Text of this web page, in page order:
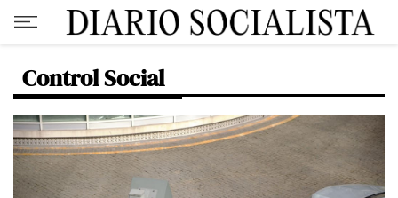
Control Social